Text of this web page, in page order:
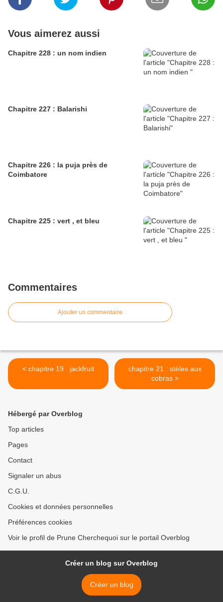
Vous aimerez aussi
Chapitre 228 : un nom indien
Chapitre 227 : Balarishi
Chapitre 226 : la puja près de
Coimbatore
Chapitre 225 : vert , et bleu
Commentaires
Ajouter un commentaire
< chapitre 19 : jackfruit
chapitre 21 : stèles aux
cobras >
Hébergé par Overblog
Top articles
Pages
Contact
Signaler un abus
C.G.U.
Cookies et données personnelles
Préférences cookies
Voir le profil de Prune Cherchequoi sur le portail Overblog
Créer un blog sur Overblog
Créer un blog